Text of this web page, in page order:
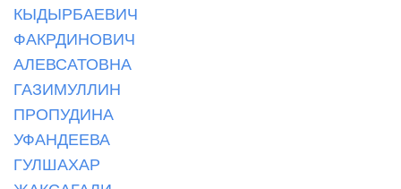
КЫДЫРБАЕВИЧ
ФАКРДИНОВИЧ
АЛЕВСАТОВНА
ГАЗИМУЛЛИН
ПРОПУДИНА
УФАНДЕЕВА
ГУЛШАХАР